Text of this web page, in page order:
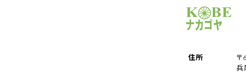
サイクルショップナ
住所
〒
兵